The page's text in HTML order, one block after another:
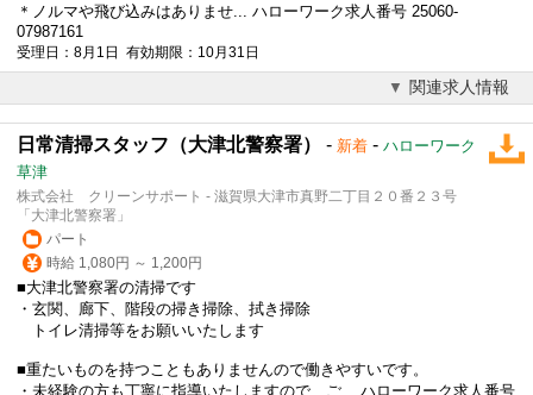
＊ノルマや飛び込みはありませ... ハローワーク求人番号 25060-
07987161
受理日：8月1日 有効期限：10月31日
関連求人情報
日常清掃スタッフ（大津北警察署） - 新着 - ハローワーク
草津
株式会社 クリーンサポート - 滋賀県大津市真野二丁目２０番２３号
「大津北警察署」
パート
時給 1,080円 ～ 1,200円
■大津北警察署の清掃です
・玄関、廊下、階段の掃き掃除、拭き掃除
トイレ清掃等をお願いいたします
■重たいものを持つこともありませんので働きやすいです。
・未経験の方も丁寧に指導いたしますので、ご... ハローワーク求人番号